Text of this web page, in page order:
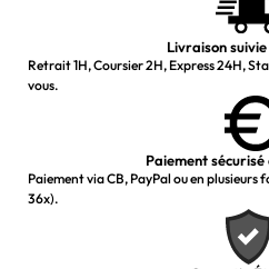
Livraison
Retrait 1H, Coursier 2H, Express 24H,
vous.
Paiement
Paiement via CB, PayPal ou en plusieurs
36x).